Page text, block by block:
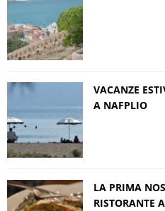
VACANZE
A NAFPLIO
LA PRIMA
RISTORANTE